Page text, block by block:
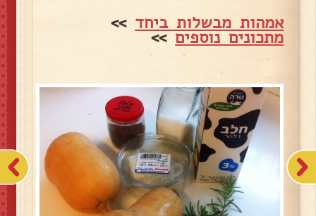
אמהות מבשלות ביחד >>
מתכונים נוספים>>